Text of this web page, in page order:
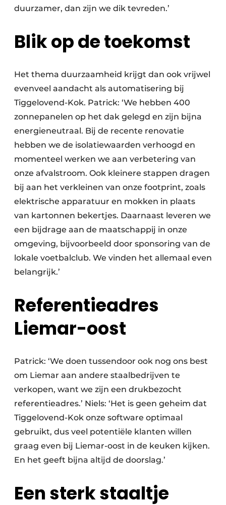
duurzamer, dan zijn we dik tevreden.’
Blik op de toekomst
Het thema duurzaamheid krijgt dan ook vrijwel
evenveel aandacht als automatisering bij
Tiggelovend-Kok. Patrick: ‘We hebben 400
zonnepanelen op het dak gelegd en zijn bijna
energieneutraal. Bij de recente renovatie
hebben we de isolatiewaarden verhoogd en
momenteel werken we aan verbetering van
onze afvalstroom. Ook kleinere stappen dragen
bij aan het verkleinen van onze footprint, zoals
elektrische apparatuur en mokken in plaats
van kartonnen bekertjes. Daarnaast leveren we
een bijdrage aan de maatschappij in onze
omgeving, bijvoorbeeld door sponsoring van de
lokale voetbalclub. We vinden het allemaal even
belangrijk.’
Referentieadres
Liemar-oost
Patrick: ‘We doen tussendoor ook nog ons best
om Liemar aan andere staalbedrijven te
verkopen, want we zijn een drukbezocht
referentieadres.’ Niels: ‘Het is geen geheim dat
Tiggelovend-Kok onze software optimaal
gebruikt, dus veel potentiële klanten willen
graag even bij Liemar-oost in de keuken kijken.
En het geeft bijna altijd de doorslag.’
Een sterk staaltje